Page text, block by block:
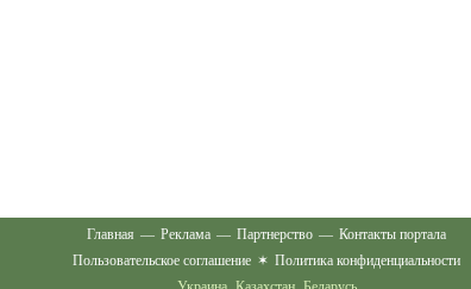
Главная — Реклама — Партнерство — Контакты портала
Пользовательское соглашение ✶ Политика конфиденциальности